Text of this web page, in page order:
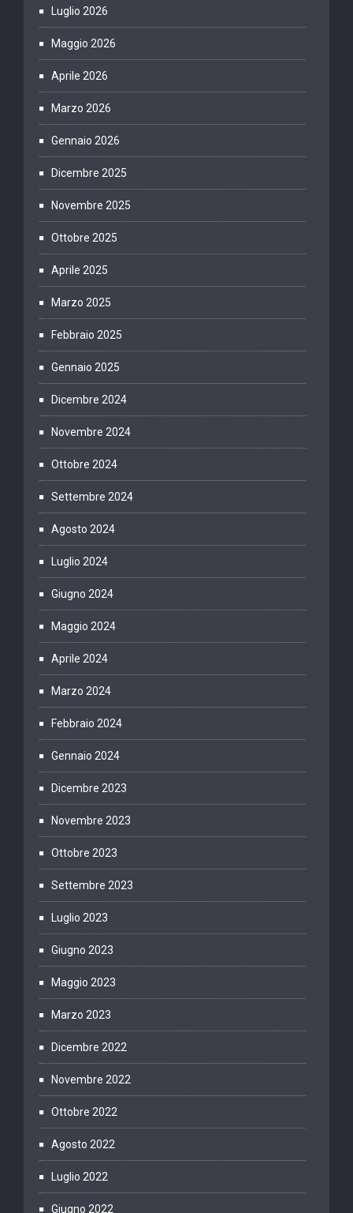
Luglio 2026
Maggio 2026
Aprile 2026
Marzo 2026
Gennaio 2026
Dicembre 2025
Novembre 2025
Ottobre 2025
Aprile 2025
Marzo 2025
Febbraio 2025
Gennaio 2025
Dicembre 2024
Novembre 2024
Ottobre 2024
Settembre 2024
Agosto 2024
Luglio 2024
Giugno 2024
Maggio 2024
Aprile 2024
Marzo 2024
Febbraio 2024
Gennaio 2024
Dicembre 2023
Novembre 2023
Ottobre 2023
Settembre 2023
Luglio 2023
Giugno 2023
Maggio 2023
Marzo 2023
Dicembre 2022
Novembre 2022
Ottobre 2022
Agosto 2022
Luglio 2022
Giugno 2022